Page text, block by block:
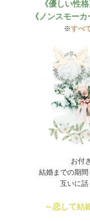
《優しい性格
《ノンスモーカ
※すべ
お付
結婚までの期間
互いに話
～恋して結